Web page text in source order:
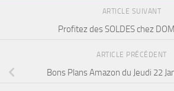
ARTICLE SUIVANT
Profitez des SOLDES chez
ARTICLE PRÉCÉDENT
Bons Plans Amazon du Jeudi 22